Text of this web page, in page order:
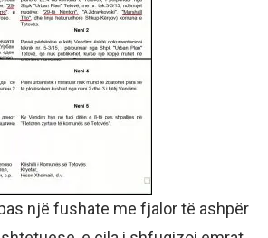
një fushate me fjalor të ashpër